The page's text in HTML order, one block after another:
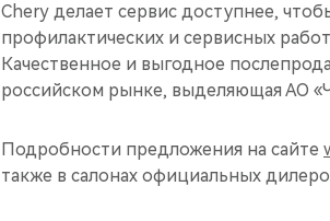
Chery делает сервис доступнее,
профилактических и сервисных
Качественное и выгодное
российском рынке, выделяющая АО
Подробности предложения на сайте
также в салонах официальных